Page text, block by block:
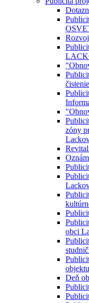
zóny
obci
Deň